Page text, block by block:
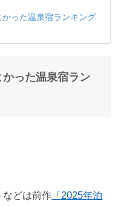
った温泉宿ランキング
かった温泉宿ラン
などは前作 「2025年泊